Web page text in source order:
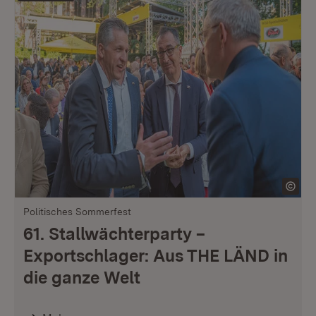
Politisches Sommerfest
61. Stallwächterparty –
Exportschlager: Aus THE LÄND in
die ganze Welt